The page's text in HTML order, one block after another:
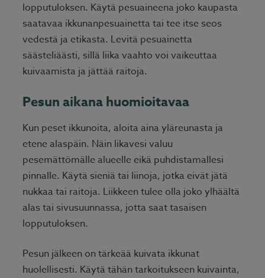
lopputuloksen. Käytä pesuaineena joko kaupasta
saatavaa ikkunanpesuainetta tai tee itse seos
vedestä ja etikasta. Levitä pesuainetta
säästeliäästi, sillä liika vaahto voi vaikeuttaa
kuivaamista ja jättää raitoja.
Pesun aikana huomioitavaa
Kun peset ikkunoita, aloita aina yläreunasta ja
etene alaspäin. Näin likavesi valuu
pesemättömälle alueelle eikä puhdistamallesi
pinnalle. Käytä sieniä tai liinoja, jotka eivät jätä
nukkaa tai raitoja. Liikkeen tulee olla joko ylhäältä
alas tai sivusuunnassa, jotta saat tasaisen
lopputuloksen.
Pesun jälkeen on tärkeää kuivata ikkunat
huolellisesti. Käytä tähän tarkoitukseen kuivainta,